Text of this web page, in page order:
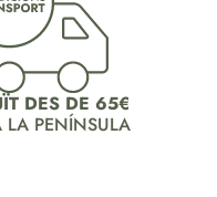
DES DE 65€
LA PENÍNSULA